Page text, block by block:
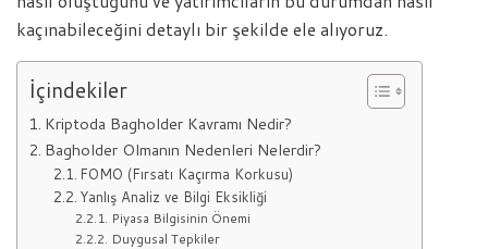
kaçınabileceğini detaylı bir şekilde ele alıyoruz.
İçindekiler
Kriptoda Bagholder Kavramı Nedir?
Bagholder Olmanın Nedenleri Nelerdir?
FOMO (Fırsatı Kaçırma Korkusu)
Yanlış Analiz ve Bilgi Eksikliği
Piyasa Bilgisinin Önemi
Duygusal Tepkiler